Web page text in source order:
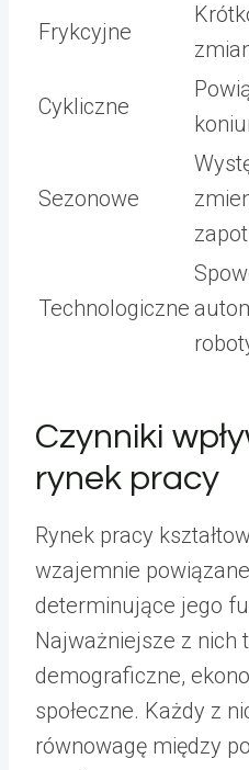
Frykcyjne
Cykliczne
Sezonowe
Technologiczne
Czynniki
rynek pracy
Rynek pracy
wzajemnie
determinujące jego
Najważniejsze z nich
demograficzne,
społeczne. Każdy z
równowagę między